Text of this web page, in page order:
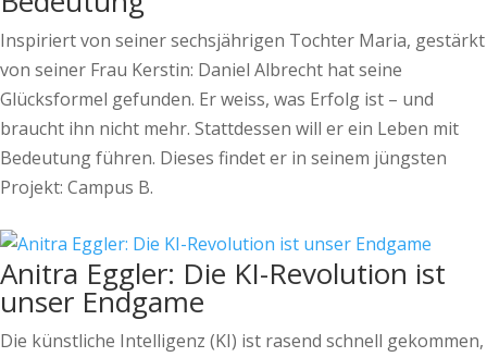
Inspiriert von seiner sechsjährigen Tochter Maria, gestärkt
von seiner Frau Kerstin: Daniel Albrecht hat seine
Glücksformel gefunden. Er weiss, was Erfolg ist – und
braucht ihn nicht mehr. Stattdessen will er ein Leben mit
Bedeutung führen. Dieses findet er in seinem jüngsten
Projekt: Campus B.
Anitra Eggler: Die KI-Revolution ist
unser Endgame
Die künstliche Intelligenz (KI) ist rasend schnell gekommen,